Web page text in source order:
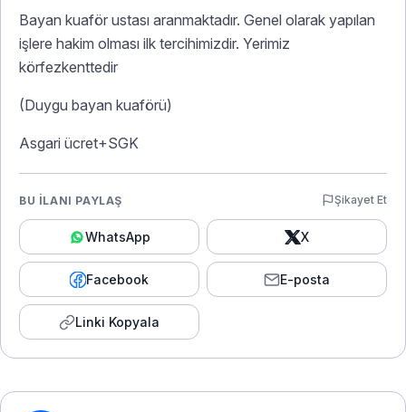
Bayan kuaför ustası aranmaktadır. Genel olarak yapılan
işlere hakim olması ilk tercihimizdir. Yerimiz
körfezkenttedir
(Duygu bayan kuaförü)
Asgari ücret+SGK
BU İLANI PAYLAŞ Şikayet Et
WhatsApp X
Facebook E-posta
Linki Kopyala